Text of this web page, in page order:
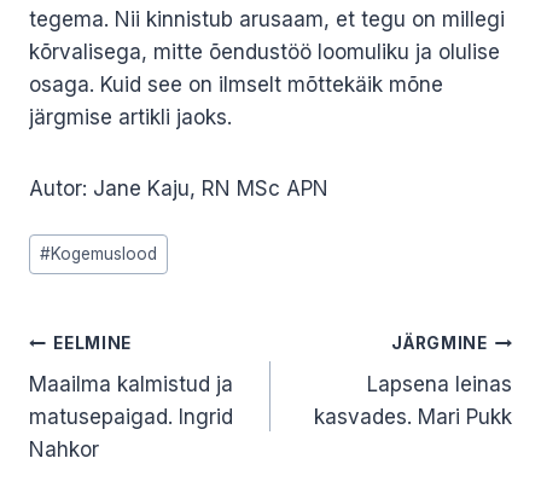
tegema. Nii kinnistub arusaam, et tegu on millegi
kõrvalisega, mitte õendustöö loomuliku ja olulise
osaga. Kuid see on ilmselt mõttekäik mõne
järgmise artikli jaoks.
Autor: Jane Kaju, RN MSc APN
Post
Tags:
#Kogemuslood
Navigeerimine
EELMINE
Maailma kalmistud ja
matusepaigad. Ingrid
Nahkor
JÄRGMINE
Lapsena leinas
kasvades. Mari Pukk